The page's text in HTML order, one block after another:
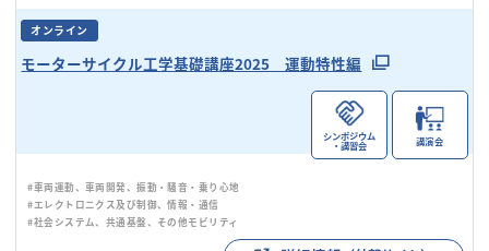
オンライン
モーターサイクル工学基礎講座2025 運動特性編
シンポジウム
・講習会 講演会
#車両運動、車両開発、振動・騒音・乗り心地
#エレクトロニクス及び制御、情報・通信
#社会システム、共通基盤、その他モビリティ